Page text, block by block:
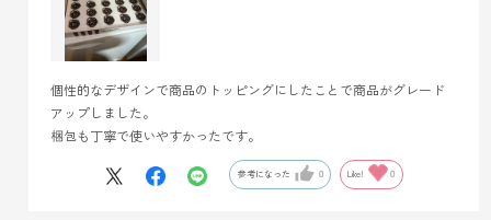
個性的なデザインで商品のトッピングにしたことで商品がグレード
アップしました。
梱包も丁寧で使いやすかったです。
参考になった 0 Like! 0